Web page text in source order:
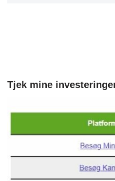
Tjek mine